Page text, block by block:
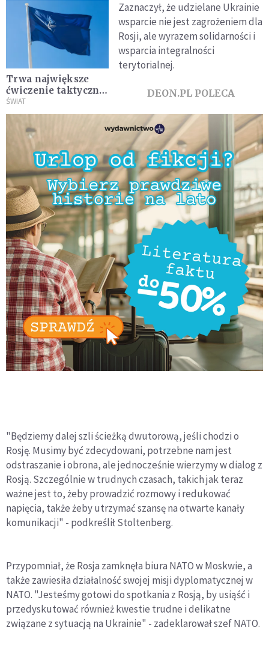
Trwa największe
ćwiczenie taktyczne
NATO w tym roku.
Jest oparte na
artykule 5 Traktatu
ŚWIAT
Zaznaczył, że udzielane Ukrainie
wsparcie nie jest zagrożeniem dla
Rosji, ale wyrazem solidarności i
wsparcia integralności
terytorialnej.
DEON.PL POLECA
"Będziemy dalej szli ścieżką dwutorową, jeśli chodzi o
Rosję. Musimy być zdecydowani, potrzebne nam jest
odstraszanie i obrona, ale jednocześnie wierzymy w dialog z
Rosją. Szczególnie w trudnych czasach, takich jak teraz
ważne jest to, żeby prowadzić rozmowy i redukować
napięcia, także żeby utrzymać szansę na otwarte kanały
komunikacji" - podkreślił Stoltenberg.
Przypomniał, że Rosja zamknęła biura NATO w Moskwie, a
także zawiesiła działalność swojej misji dyplomatycznej w
NATO. "Jesteśmy gotowi do spotkania z Rosją, by usiąść i
przedyskutować również kwestie trudne i delikatne
związane z sytuacją na Ukrainie" - zadeklarował szef NATO.